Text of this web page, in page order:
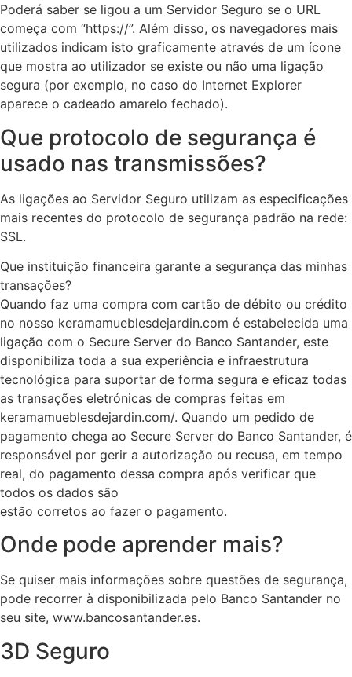
Poderá saber se ligou a um Servidor Seguro se o URL
começa com “https://”. Além disso, os navegadores mais
utilizados indicam isto graficamente através de um ícone
que mostra ao utilizador se existe ou não uma ligação
segura (por exemplo, no caso do Internet Explorer
aparece o cadeado amarelo fechado).
Que protocolo de segurança é
usado nas transmissões?
As ligações ao Servidor Seguro utilizam as especificações
mais recentes do protocolo de segurança padrão na rede:
SSL.
Que instituição financeira garante a segurança das minhas
transações?
Quando faz uma compra com cartão de débito ou crédito
no nosso keramamueblesdejardin.com é estabelecida uma
ligação com o Secure Server do Banco Santander, este
disponibiliza toda a sua experiência e infraestrutura
tecnológica para suportar de forma segura e eficaz todas
as transações eletrónicas de compras feitas em
keramamueblesdejardin.com/. Quando um pedido de
pagamento chega ao Secure Server do Banco Santander, é
responsável por gerir a autorização ou recusa, em tempo
real, do pagamento dessa compra após verificar que
todos os dados são
estão corretos ao fazer o pagamento.
Onde pode aprender mais?
Se quiser mais informações sobre questões de segurança,
pode recorrer à disponibilizada pelo Banco Santander no
seu site, www.bancosantander.es.
3D Seguro